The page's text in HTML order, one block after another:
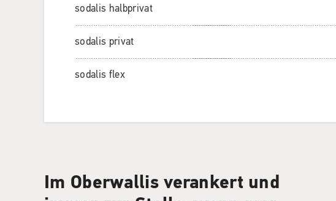
sodalis halbprivat
sodalis privat
sodalis flex
Im Oberwallis verankert und